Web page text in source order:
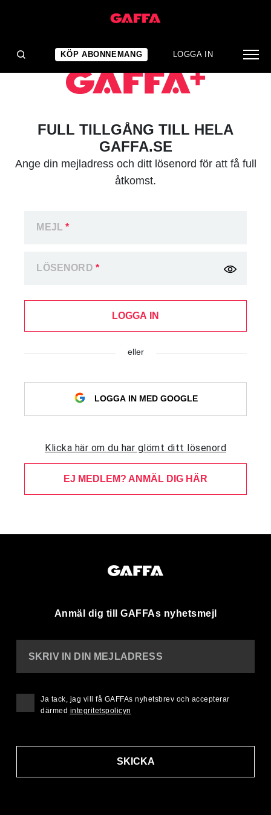
KÖP ABONNEMANG LOGGA IN
FULL TILLGÅNG TILL HELA
GAFFA.SE
Ange din mejladress och ditt lösenord för att få full
åtkomst.
MEJL*
LÖSENORD *
LOGGA IN
eller
LOGGA IN MED GOOGLE
Klicka här om du har glömt ditt lösenord
EJ MEDLEM? ANMÄL DIG HÄR
Anmäl dig till GAFFAs nyhetsmejl
SKRIV IN DIN MEJLADRESS
SKICKA
Ja tack, jag vill få GAFFAs nyhetsbrev och accepterar
därmed integritetspolicyn